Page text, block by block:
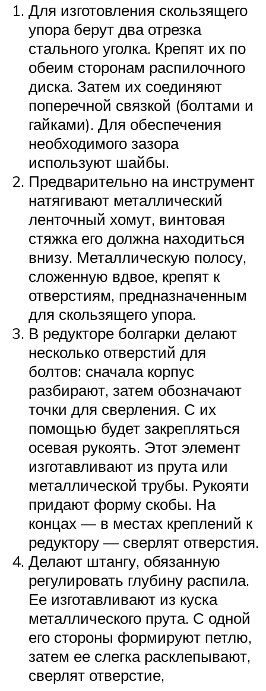
Для изготовления скользящего
упора берут два отрезка
стального уголка. Крепят их по
обеим сторонам распилочного
диска. Затем их соединяют
поперечной связкой (болтами и
гайками). Для обеспечения
необходимого зазора
используют шайбы.
Предварительно на инструмент
натягивают металлический
ленточный хомут, винтовая
стяжка его должна находиться
внизу. Металлическую полосу,
сложенную вдвое, крепят к
отверстиям, предназначенным
для скользящего упора.
В редукторе болгарки делают
несколько отверстий для
болтов: сначала корпус
разбирают, затем обозначают
точки для сверления. С их
помощью будет закрепляться
осевая рукоять. Этот элемент
изготавливают из прута или
металлической трубы. Рукояти
придают форму скобы. На
концах — в местах креплений к
редуктору — сверлят отверстия.
Делают штангу, обязанную
регулировать глубину распила.
Ее изготавливают из куска
металлического прута. С одной
его стороны формируют петлю,
затем ее слегка расклепывают,
сверлят отверстие,